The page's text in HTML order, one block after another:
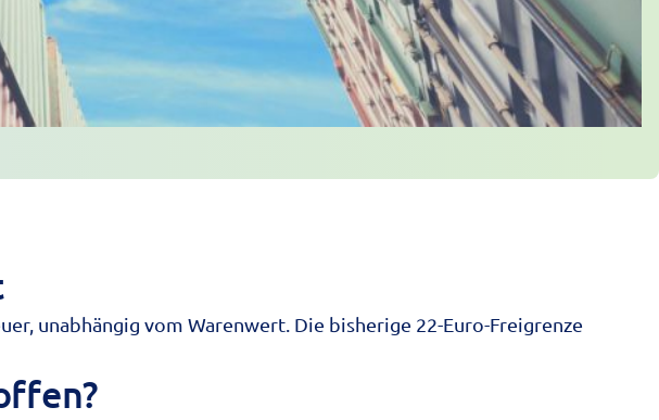
unabhängig vom Warenwert. Die bisherige 22-Euro-Freigrenze